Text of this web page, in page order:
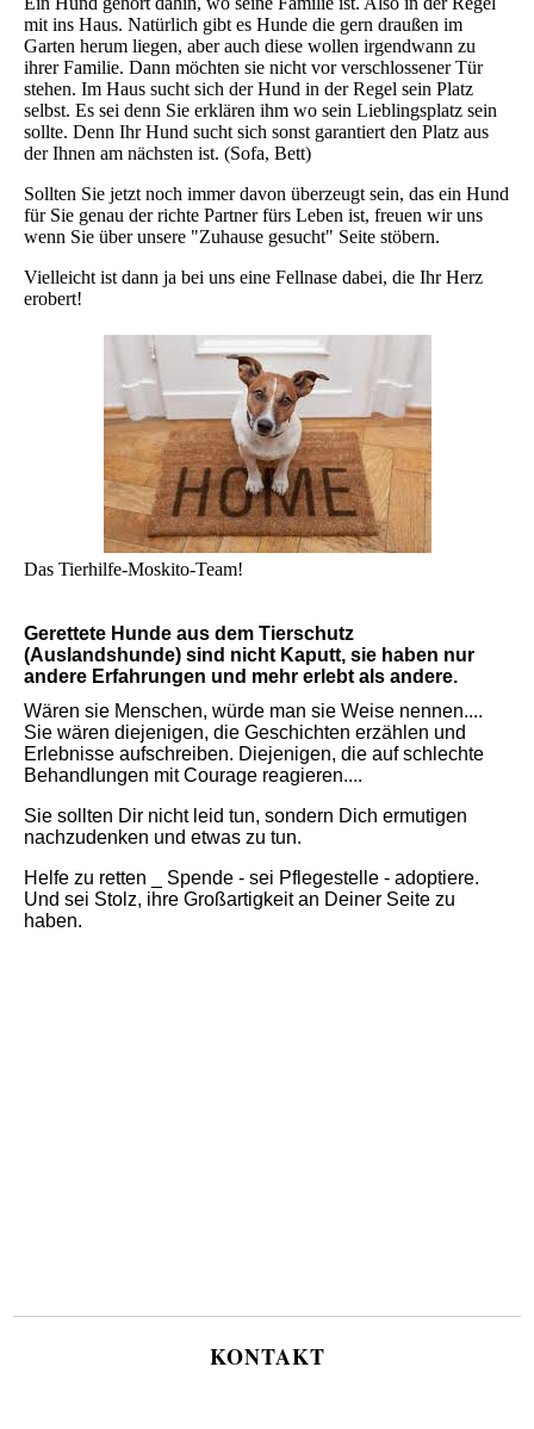
mit ins Haus. Natürlich gibt es Hunde die gern draußen im
Garten herum liegen, aber auch diese wollen irgendwann zu
ihrer Familie. Dann möchten sie nicht vor verschlossener Tür
stehen. Im Haus sucht sich der Hund in der Regel sein Platz
selbst. Es sei denn Sie erklären ihm wo sein Lieblingsplatz sein
sollte. Denn Ihr Hund sucht sich sonst garantiert den Platz aus
der Ihnen am nächsten ist. (Sofa, Bett)
Sollten Sie jetzt noch immer davon überzeugt sein, das ein Hund
für Sie genau der richte Partner fürs Leben ist, freuen wir uns
wenn Sie über unsere "Zuhause gesucht" Seite stöbern.
Vielleicht ist dann ja bei uns eine Fellnase dabei, die Ihr Herz
erobert!
Das Tierhilfe-Moskito-Team!
Gerettete Hunde aus dem Tierschutz
(Auslandshunde) sind nicht Kaputt, sie haben nur
andere Erfahrungen und mehr erlebt als andere.
Wären sie Menschen, würde man sie Weise nennen....
Sie wären diejenigen, die Geschichten erzählen und
Erlebnisse aufschreiben. Diejenigen, die auf schlechte
Behandlungen mit Courage reagieren....
Sie sollten Dir nicht leid tun, sondern Dich ermutigen
nachzudenken und etwas zu tun.
Helfe zu retten _ Spende - sei Pflegestelle - adoptiere.
Und sei Stolz, ihre Großartigkeit an Deiner Seite zu
haben.
KONTAKT